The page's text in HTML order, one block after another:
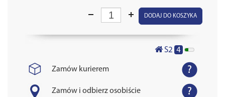
DODAJ DO KOSZYKA
S2 4
Zamów kurierem
Zamów i odbierz osobiście